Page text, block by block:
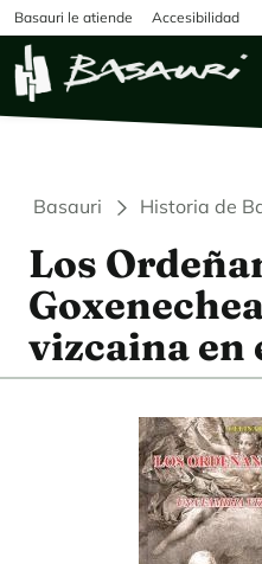
Pasar al contenido principal
Basauri le atiende Accesibilidad
Basauri Historia de
Los
vizcaina en